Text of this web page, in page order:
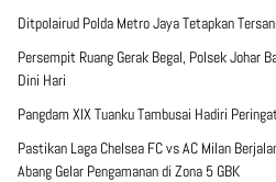
Ditpolairud Polda Metro Jaya Tetapkan
Persempit Ruang Gerak Begal, Polsek Johar
Dini Hari
Pangdam XIX Tuanku Tambusai Hadiri
Pastikan Laga Chelsea FC vs AC Milan
Abang Gelar Pengamanan di Zona 5 GBK